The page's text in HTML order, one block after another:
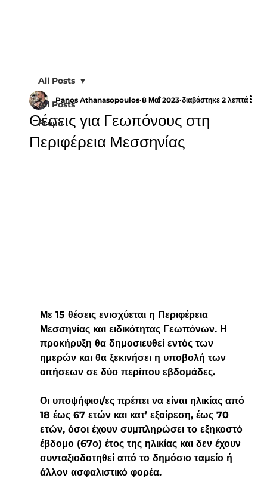
All Posts
Ρεύμα
All Posts
Θέσεις για Γεωπόνους στη
Περιφέρεια Μεσσηνίας
Panos Athanasopoulos 8 Μαΐ 2023 διαβάστηκε 2 λεπτά
Με 15 θέσεις ενισχύεται η Περιφέρεια
Μεσσηνίας και ειδικότητας Γεωπόνων. Η
προκήρυξη θα δημοσιευθεί εντός των
ημερών και θα ξεκινήσει η υποβολή των
αιτήσεων σε δύο περίπου εβδομάδες.
Οι υποψήφιοι/ες πρέπει να είναι ηλικίας από
18 έως 67 ετών και κατ’ εξαίρεση, έως 70
ετών, όσοι έχουν συμπληρώσει το εξηκοστό
έβδομο (67ο) έτος της ηλικίας και δεν έχουν
συνταξιοδοτηθεί από το δημόσιο ταμείο ή
άλλον ασφαλιστικό φορέα.